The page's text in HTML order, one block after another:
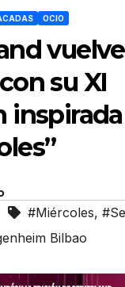
OCIO
su XI
#Miércoles,
Bilbao